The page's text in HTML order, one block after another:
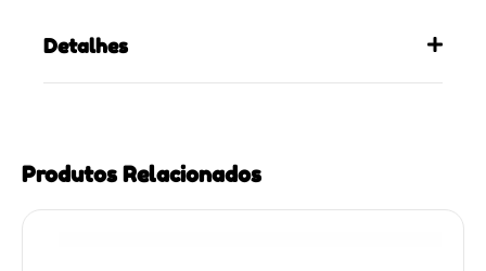
Detalhes
Produtos Relacionados